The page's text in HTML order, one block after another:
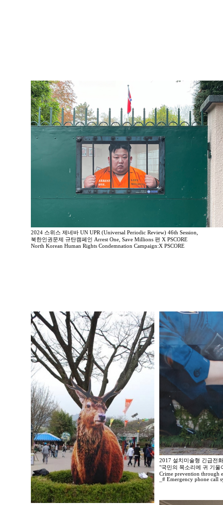
2024 스위스 제네바 UN UPR (Universal Periodic Review) 46th Session,
북한인권문제 규탄캠페인 Arrest One, Save Millions 편 X PSCORE
North Korean Human Rights Condemnation Campaign:X PSCORE
2017 설치미술형 긴급전
"국민의 목소리에 귀 기울
Crime prevention through
_# Emergency phone call